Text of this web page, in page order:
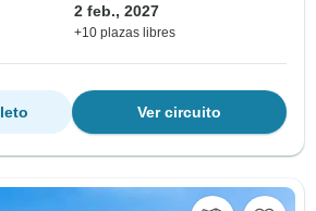
2 feb., 2027
+10 plazas libres
Ver circuito